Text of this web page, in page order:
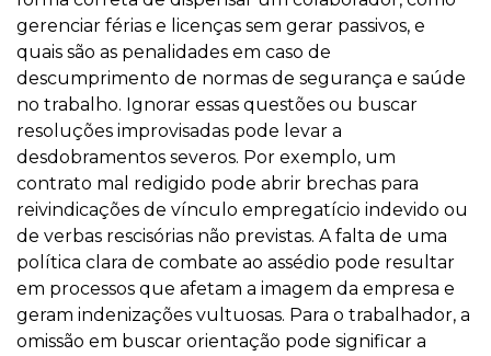
gerenciar férias e licenças sem gerar passivos, e
quais são as penalidades em caso de
descumprimento de normas de segurança e saúde
no trabalho. Ignorar essas questões ou buscar
resoluções improvisadas pode levar a
desdobramentos severos. Por exemplo, um
contrato mal redigido pode abrir brechas para
reivindicações de vínculo empregatício indevido ou
de verbas rescisórias não previstas. A falta de uma
política clara de combate ao assédio pode resultar
em processos que afetam a imagem da empresa e
geram indenizações vultuosas. Para o trabalhador, a
omissão em buscar orientação pode significar a